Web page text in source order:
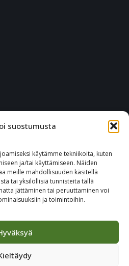
suostumusta
käytämme tekniikoita, kuten
ja/tai käyttämiseen. Näiden
meille mahdollisuuden käsitellä
tai yksilöllisiä tunnisteita tällä
jättäminen tai peruuttaminen voi
ja toimintoihin.